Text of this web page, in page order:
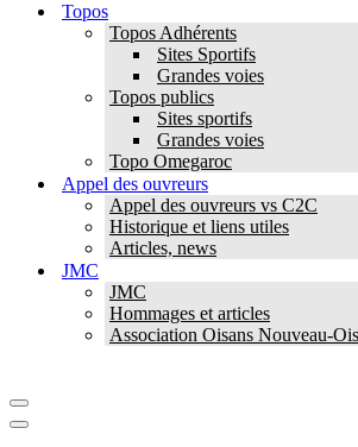
Topos
Topos Adhérents
Sites Sportifs
Grandes voies
Topos publics
Sites sportifs
Grandes voies
Topo Omegaroc
Appel des ouvreurs
Appel des ouvreurs vs C2C
Historique et liens utiles
Articles, news
JMC
JMC
Hommages et articles
Association Oisans Nouveau-
Menu
de
Menu